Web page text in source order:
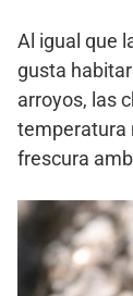
Al igual que
gusta
arroyos, las
temperatura
frescura